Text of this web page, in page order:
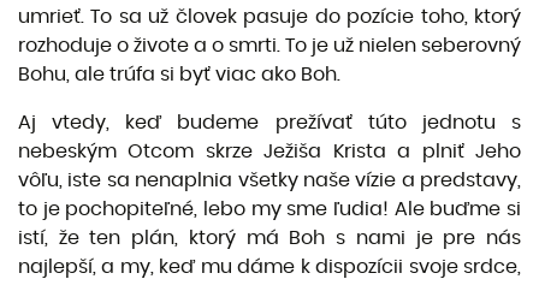
umrieť. To sa už človek pasuje do pozície toho, ktorý
rozhoduje o živote a o smrti. To je už nielen seberovný
Bohu, ale trúfa si byť viac ako Boh.
Aj vtedy, keď budeme prežívať túto jednotu s
nebeským Otcom skrze Ježiša Krista a plniť Jeho
vôľu, iste sa nenaplnia všetky naše vízie a predstavy,
to je pochopiteľné, lebo my sme ľudia! Ale buďme si
istí, že ten plán, ktorý má Boh s nami je pre nás
najlepší, a my, keď mu dáme k dispozícii svoje srdce,